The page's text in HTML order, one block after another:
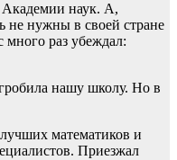
Академии наук. А,
не нужны в своей стране
раз убеждал:
нашу школу. Но в
математиков и
Приезжал